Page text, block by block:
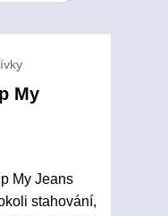
My
My Jeans
stahování,